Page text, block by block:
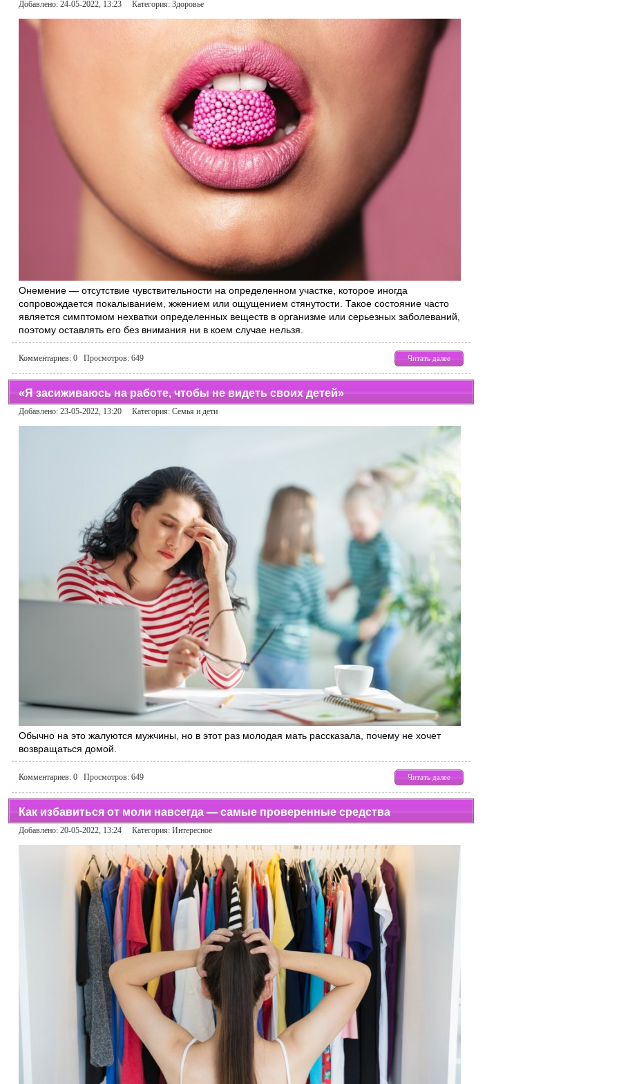
Добавлено: 24-05-2022, 13:23 Категория: Здоровье
Онемение — отсутствие чувствительности на определенном участке, которое иногда
сопровождается покалыванием, жжением или ощущением стянутости. Такое состояние часто
является симптомом нехватки определенных веществ в организме или серьезных заболеваний,
поэтому оставлять его без внимания ни в коем случае нельзя.
Комментариев: 0 Просмотров: 649 Читать далее
«Я засиживаюсь на работе, чтобы не видеть своих детей»
Добавлено: 23-05-2022, 13:20 Категория: Семья и дети
Обычно на это жалуются мужчины, но в этот раз молодая мать рассказала, почему не хочет
возвращаться домой.
Комментариев: 0 Просмотров: 649 Читать далее
Как избавиться от моли навсегда — самые проверенные средства
Добавлено: 20-05-2022, 13:24 Категория: Интересное